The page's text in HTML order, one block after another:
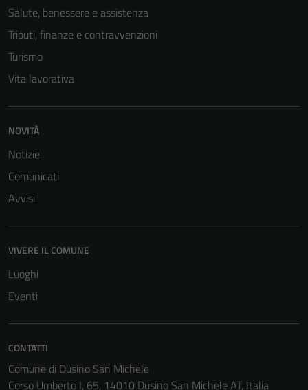
Salute, benessere e assistenza
Tributi, finanze e contravvenzioni
Turismo
Vita lavorativa
NOVITÀ
Notizie
Comunicati
Avvisi
VIVERE IL COMUNE
Luoghi
Eventi
CONTATTI
Comune di Dusino San Michele
Corso Umberto I, 65, 14010 Dusino San Michele AT, Italia
per il
Questi cookie
personali.